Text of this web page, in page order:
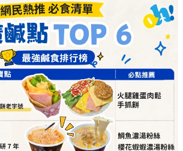
：葵涌廣場 3 樓 Top World 3069-T20 號
新鮮吐沙大蜆，湯底鮮味十足）
： 白酒牛油大光麵、台式沙茶濃湯花甲
葵涌廣場 3 樓 Top World 3069-T11 號
叫即燒，性價比極高的童年回憶）